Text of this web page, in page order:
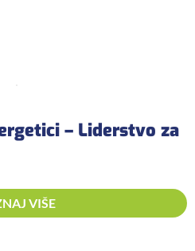
– Liderstvo za
VIŠE